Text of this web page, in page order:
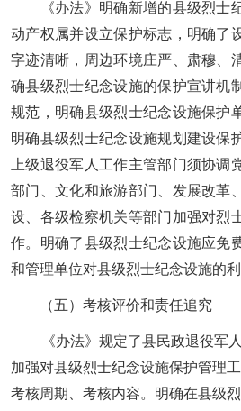
《办法》明确新增的县级烈士
动产权属并设立保护标志，明确了
字迹清晰，周边环境庄严、肃穆、
确县级烈士纪念设施的保护宣讲机
规范，明确县级烈士纪念设施保护
明确县级烈士纪念设施规划建设保
上级退役军人工作主管部门须协调
部门、文化和旅游部门、发展改革
设、各级检察机关等部门加强对烈
作。明确了县级烈士纪念设施应免
和管理单位对县级烈士纪念设施的利
（五）考核评价和责任追究
《办法》规定了县民政退役军
加强对县级烈士纪念设施保护管理
考核周期、考核内容。明确在县级